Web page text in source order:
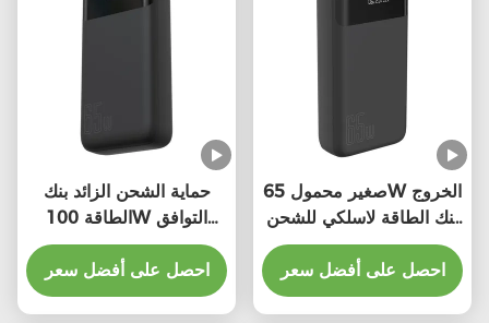
حماية الشحن الزائد بنك
الطاقة 100W التوافق
العالمي
احصل على أفضل سعر
صغير محمول 65W الخروج
بنك الطاقة لاسلكي للشحن
السريع
احصل على أفضل سعر